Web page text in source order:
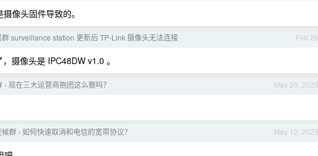
像头固件导致的。
Feb 26
群 surveillance station 更新后 TP-Link 摄像头无法连接
摄像头是 IPC48DW v1.0 。
May 20, 2025
› 现在三大运营商抱团这么狠吗？
May 12, 2025
候群 › 如何快速取消和电信的宽带协议？